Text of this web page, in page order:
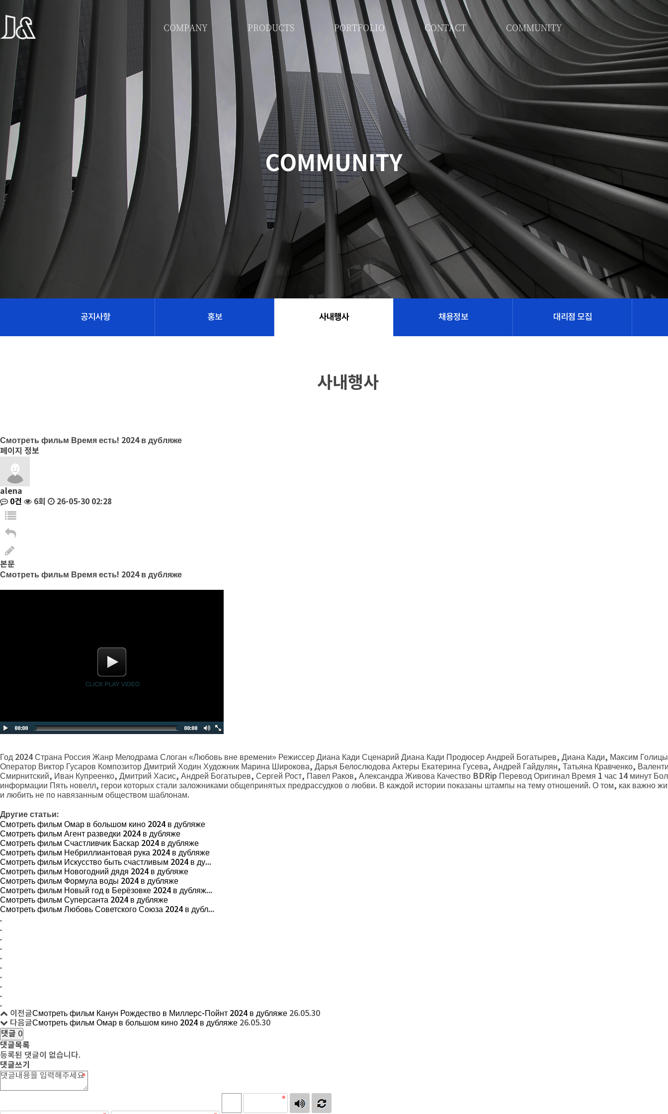
COMPANY PRODUCTS PORTFOLIO CONTACT COMMUNITY
COMMUNITY
공지사항 홍보 사내행사 채용정보 대리점 모집
사내행사
Смотреть фильм Время есть! 2024 в дубляже
페이지 정보
alena
0건
6회 26-05-30 02:28
본문
Смотреть фильм Время есть! 2024 в дубляже
Год 2024 Страна Россия Жанр Мелодрама Слоган «Любовь вне времени» Режиссер Диана Кади Сценарий Диана Кади Продюсер Андрей Богатырев, Диана Кади, Максим
Оператор Виктор Гусаров Композитор Дмитрий Ходин Художник Марина Широкова, Дарья Белослюдова Актеры Екатерина Гусева, Андрей Гайдулян, Татьяна Кравченко,
Смирнитский, Иван Купреенко, Дмитрий Хасис, Андрей Богатырев, Сергей Рост, Павел Раков, Александра Живова Качество BDRip Перевод Оригинал Время 1 час 14 минут
информации Пять новелл, герои которых стали заложниками общепринятых предрассудков о любви. В каждой истории показаны штампы на тему отношений. О том, как важно
и любить не по навязанным обществом шаблонам.
Другие статьи:
Смотреть фильм Омар в большом кино 2024 в дубляже
Смотреть фильм Агент разведки 2024 в дубляже
Смотреть фильм Счастливчик Баскар 2024 в дубляже
Смотреть фильм Небриллиантовая рука 2024 в дубляже
Смотреть фильм Искусство быть счастливым 2024 в ду...
Смотреть фильм Новогодний дядя 2024 в дубляже
Смотреть фильм Формула воды 2024 в дубляже
Смотреть фильм Новый год в Берёзовке 2024 в дубляж...
Смотреть фильм Суперсанта 2024 в дубляже
Смотреть фильм Любовь Советского Союза 2024 в дубл...
.
.
.
.
.
.
.
.
.
.
이전글Смотреть фильм Канун Рождество в Миллерс-Пойнт 2024 в дубляже 26.05.30
다음글Смотреть фильм Омар в большом кино 2024 в дубляже 26.05.30
댓글 0
댓글목록
등록된 댓글이 없습니다.
댓글쓰기